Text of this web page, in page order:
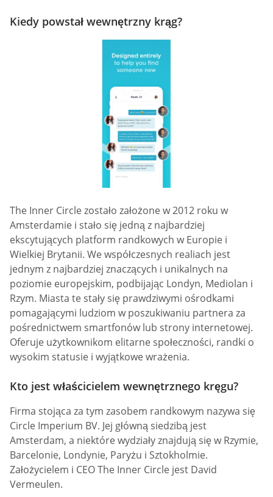
Kiedy powstał wewnętrzny krąg?
The Inner Circle zostało założone w 2012 roku w
Amsterdamie i stało się jedną z najbardziej
ekscytujących platform randkowych w Europie i
Wielkiej Brytanii. We współczesnych realiach jest
jednym z najbardziej znaczących i unikalnych na
poziomie europejskim, podbijając Londyn, Mediolan i
Rzym. Miasta te stały się prawdziwymi ośrodkami
pomagającymi ludziom w poszukiwaniu partnera za
pośrednictwem smartfonów lub strony internetowej.
Oferuje użytkownikom elitarne społeczności, randki o
wysokim statusie i wyjątkowe wrażenia.
Kto jest właścicielem wewnętrznego kręgu?
Firma stojąca za tym zasobem randkowym nazywa się
Circle Imperium BV. Jej główną siedzibą jest
Amsterdam, a niektóre wydziały znajdują się w Rzymie,
Barcelonie, Londynie, Paryżu i Sztokholmie.
Założycielem i CEO The Inner Circle jest David
Vermeulen.